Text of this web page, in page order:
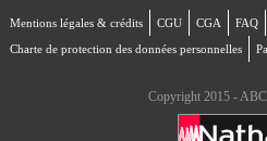
Mentions légales & crédits CGU CGA FAQ
Charte de protection des données personnelles
Copyright 2015 -